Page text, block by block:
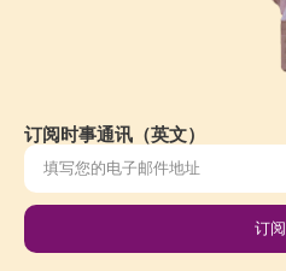
订阅时事通讯（英文）
订阅